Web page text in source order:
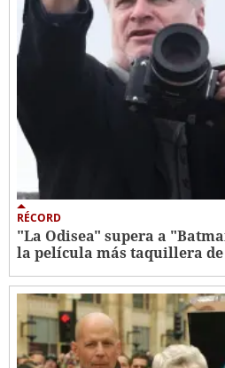
RÉCORD
"La Odisea" supera a
la película más taquillera